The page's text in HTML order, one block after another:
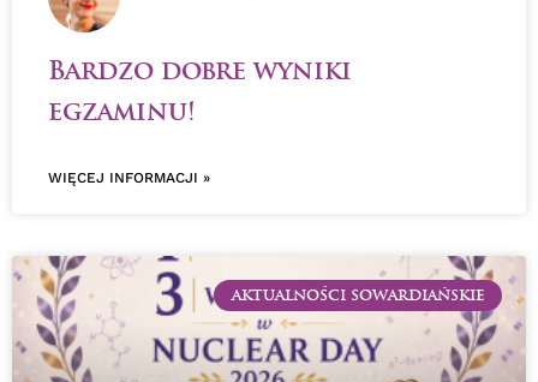
Bardzo dobre wyniki
egzaminu!
WIĘCEJ INFORMACJI »
AKTUALNOŚCI SOWARDIAŃSKIE